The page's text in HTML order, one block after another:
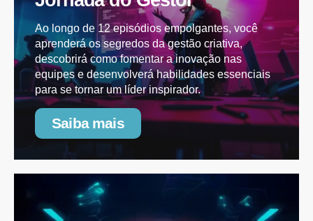
Ao longo de 12 episódios empolgantes, você
aprenderá os segredos da gestão criativa,
descobrirá como fomentar a inovação nas
equipes e desenvolverá habilidades essenciais
para se tornar um líder inspirador.
Saiba mais